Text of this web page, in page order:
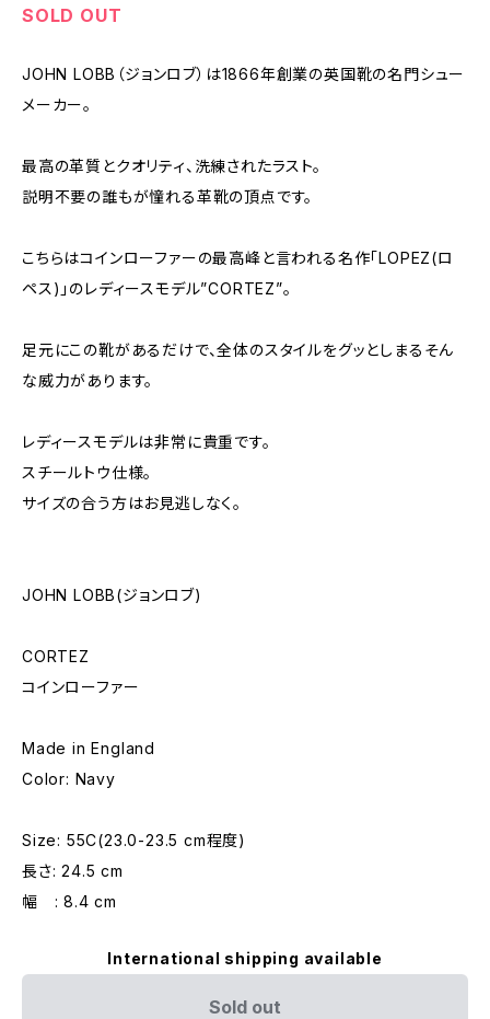
SOLD OUT
JOHN LOBB（ジョンロブ）は1866年創業の英国靴の名門シュー
メーカー。
最高の革質とクオリティ、洗練されたラスト。
説明不要の誰もが憧れる革靴の頂点です。
こちらはコインローファーの最高峰と言われる名作「LOPEZ(ロ
ペス)」のレディースモデル”CORTEZ”。
足元にこの靴があるだけで、全体のスタイルをグッとしまるそん
な威力があります。
レディースモデルは非常に貴重です。
スチールトウ仕様。
サイズの合う方はお見逃しなく。
JOHN LOBB(ジョンロブ)
CORTEZ
コインローファー
Made in England
Color: Navy
Size: 55C(23.0-23.5 cm程度)
長さ: 24.5 cm
幅 : 8.4 cm
International shipping available
Sold out